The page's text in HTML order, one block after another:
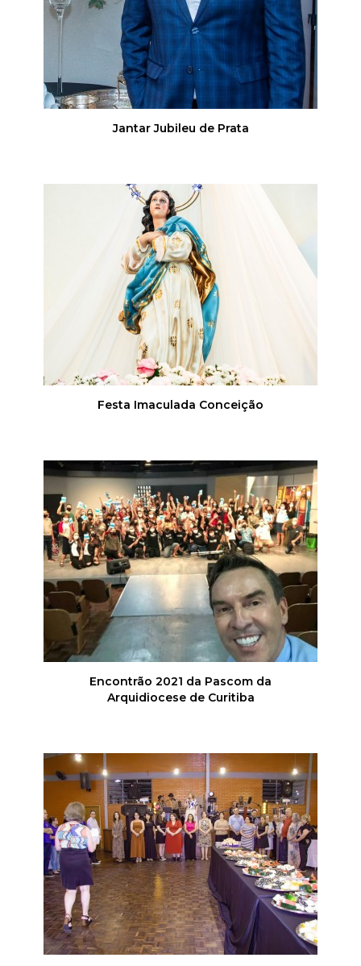
Jantar Jubileu de Prata
Festa Imaculada Conceição
Encontrão 2021 da Pascom da
Arquidiocese de Curitiba